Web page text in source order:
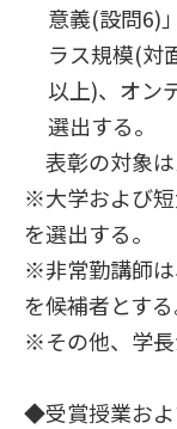
意義(設問6)
ラス規模(対
以上)、オン
選出する。
表彰の対象は
※大学および
を選出する。
※非常勤講師
を候補者とする
※その他、学長
◆受賞授業およ